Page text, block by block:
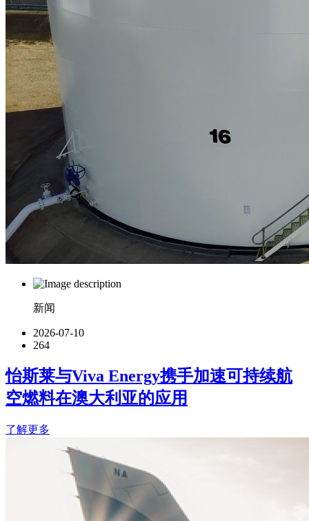
新闻
2026-07-10
264
怡斯莱与Viva Energy携手加速可持续航
空燃料在澳大利亚的应用
了解更多